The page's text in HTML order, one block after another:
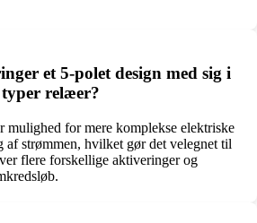
et 5-polet design med sig i
relæer?
mulighed for mere komplekse elektriske
af strømmen, hvilket gør det velegnet til
flere forskellige aktiveringer og